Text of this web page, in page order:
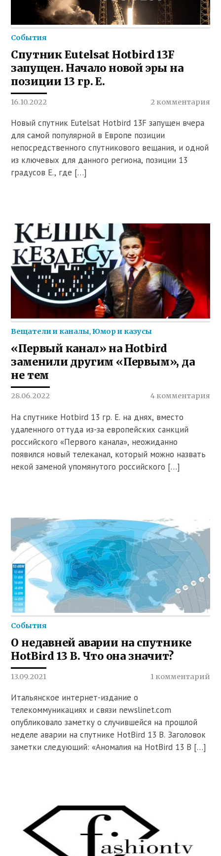
События
Спутник Eutelsat Hotbird 13F
запущен. Начало новой эры на
позиции 13 гр. E.
16.10.2022 2 комментария
Новый спутник Eutelsat Hotbird 13F запущен вчера
для самой популярной в Европе позиции
непосредственного спутникового вещания, и одной
из ключевых для данного региона, позиции 13
градусов E., где […]
Вещатели и каналы,Юмор и казусы
«Первый канал» на Hotbird
заменили другим «Первым», да
не тем
28.06.2022 4 комментария
На спутнике Hotbird 13 гр. E. на днях, вместо
удаленного оттуда из-за европейских санкций
российского «Первого канала», неожиданно
появился новый телеканал, который можно назвать
некой заменой упомянутого российского […]
События
О недавней аварии на спутнике
HotBird 13 B. Что она значит?
13.09.2021 1 комментарий
Итальянское интернет-издание о
телекоммуникациях и связи newslinet.com
опубликовало заметку о случившейся на прошлой
неделе аварии на спутнике HotBird 13 B. Заголовок
заметки следующий: «Аномалия на HotBird 13 B […]